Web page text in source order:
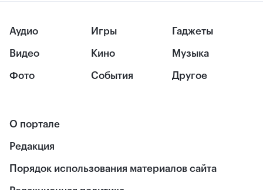
Аудио
Видео
Фото
Игры
Кино
События
Гаджеты
Музыка
Другое
О портале
Редакция
Порядок использования материалов сайта